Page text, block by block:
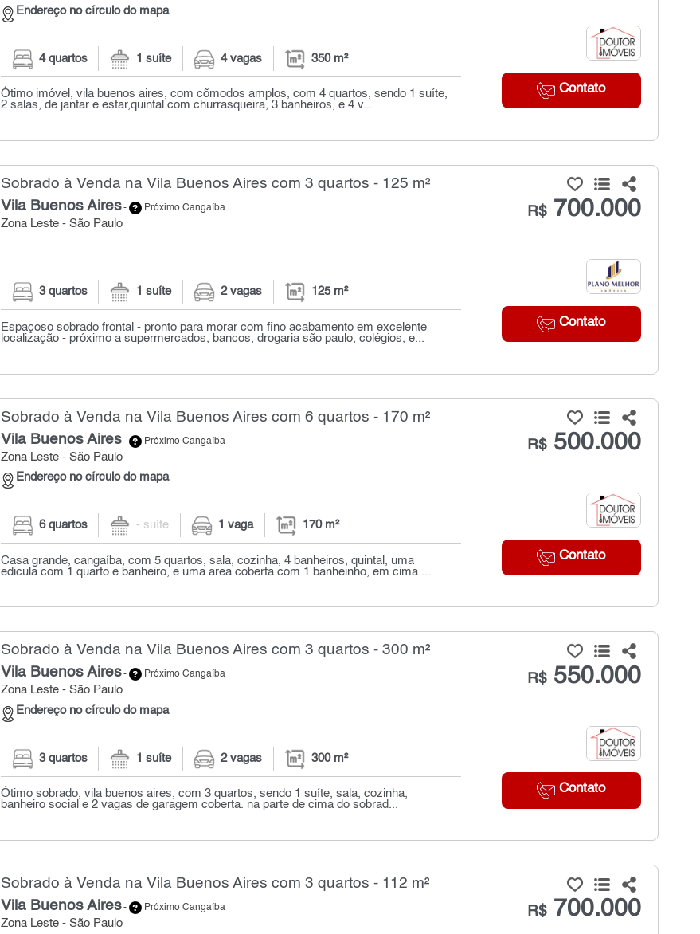
Endereço no círculo do mapa
Contato
4 quartos 1 suíte 4 vagas 350 m²
Ótimo imóvel, vila buenos aires, com cõmodos amplos, com 4 quartos, sendo 1 suíte,
2 salas, de jantar e estar,quintal com churrasqueira, 3 banheiros, e 4 v...
Sobrado à Venda na Vila Buenos Aires com 3 quartos - 125 m²
Vila Buenos Aires- Próximo Cangaíba
Zona Leste - São Paulo
R$700.000
Contato
3 quartos 1 suíte 2 vagas 125 m²
Espaçoso sobrado frontal - pronto para morar com fino acabamento em excelente
localização - próximo a supermercados, bancos, drogaria são paulo, colégios, e...
Sobrado à Venda na Vila Buenos Aires com 6 quartos - 170 m²
Vila Buenos Aires- Próximo Cangaíba
Zona Leste - São Paulo
Endereço no círculo do mapa
R$500.000
Contato
6 quartos - suíte 1 vaga 170 m²
Casa grande, cangaíba, com 5 quartos, sala, cozinha, 4 banheiros, quintal, uma
edicula com 1 quarto e banheiro, e uma area coberta com 1 banheinho, em cima....
Sobrado à Venda na Vila Buenos Aires com 3 quartos - 300 m²
Vila Buenos Aires- Próximo Cangaíba
Zona Leste - São Paulo
Endereço no círculo do mapa
R$550.000
Contato
3 quartos 1 suíte 2 vagas 300 m²
Ótimo sobrado, vila buenos aires, com 3 quartos, sendo 1 suíte, sala, cozinha,
banheiro social e 2 vagas de garagem coberta. na parte de cima do sobrad...
Sobrado à Venda na Vila Buenos Aires com 3 quartos - 112 m²
Vila Buenos Aires- Próximo Cangaíba
Zona Leste - São Paulo
R$700.000